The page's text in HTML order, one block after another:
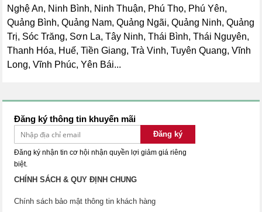
Nghệ An, Ninh Bình, Ninh Thuận, Phú Thọ, Phú Yên,
Quảng Bình, Quảng Nam, Quảng Ngãi, Quảng Ninh, Quảng
Trị, Sóc Trăng, Sơn La, Tây Ninh, Thái Bình, Thái Nguyên,
Thanh Hóa, Huế, Tiền Giang, Trà Vinh, Tuyên Quang, Vĩnh
Long, Vĩnh Phúc, Yên Bái...
Đăng ký thông tin khuyến mãi
Đăng ký
Đăng ký nhận tin cơ hội nhận quyền lợi giảm giá riêng
biệt.
CHÍNH SÁCH & QUY ĐỊNH CHUNG
Chính sách bảo mật thông tin khách hàng